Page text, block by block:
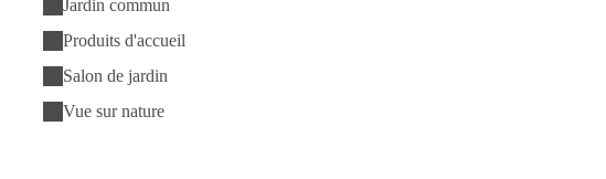
Jardin commun
Produits d'accueil
Salon de jardin
Vue sur nature